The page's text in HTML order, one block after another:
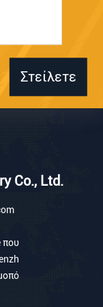
Στείλετε
Co., Ltd.
που